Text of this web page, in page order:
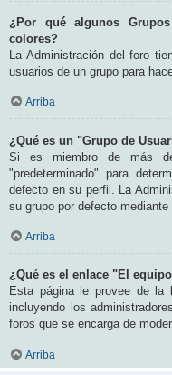
¿Por qué algunos
colores?
La Administración del foro
usuarios de un grupo para
Arriba
¿Qué es un "Grupo de
Si es miembro de más
"predeterminado" para
defecto en su perfil. La
su grupo por defecto
Arriba
¿Qué es el enlace "El
Esta página le provee de la
incluyendo los
foros que se encarga de
Arriba